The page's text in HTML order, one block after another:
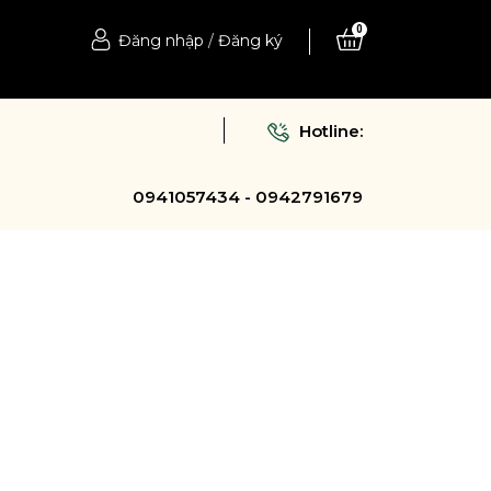
Đăng nhập / Đăng ký
0
Hotline:
0941057434 - 0942791679